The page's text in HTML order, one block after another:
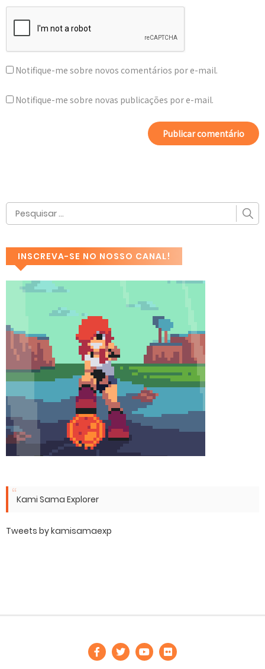
Notifique-me sobre novos comentários por e-mail.
Notifique-me sobre novas publicações por e-mail.
INSCREVA-SE NO NOSSO CANAL!
Kami Sama Explorer
Tweets by kamisamaexp